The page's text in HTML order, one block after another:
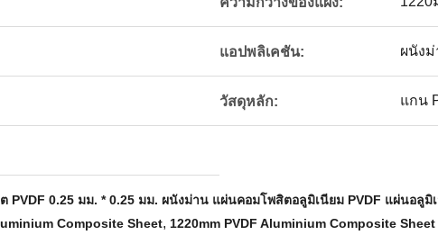
แอปพลิเคชัน: ผนัง
วัสดุหลัก: แกน
PVDF 0.25 มม. * 0.25 มม. ผนังม่าน แผ่นคอมโพสิตอลูมิเนียม PVDF แผ่นอลูมิ
Composite Sheet, 1220mm PVDF Aluminium Composite Sheet